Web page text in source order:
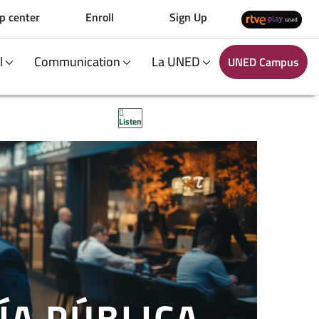
center Enroll Sign Up
Communication La UNED UNED Campus
Listen